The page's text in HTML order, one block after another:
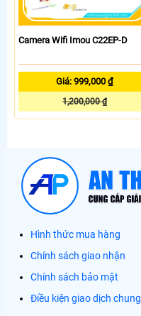
Camera Wifi Imou C22EP-D
Giá: 999,000 ₫
1,200,000 ₫
Hình thức mua hàng
Chính sách giao nhận
Chính sách bảo mật
Điều kiện giao dịch chung